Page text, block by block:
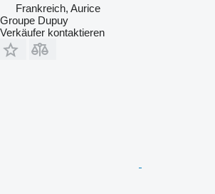
Frankreich, Aurice
Groupe Dupuy
Verkäufer kontaktieren